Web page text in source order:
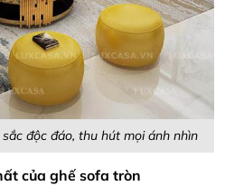
độc đáo, thu hút mọi ánh nhìn
của ghế sofa tròn